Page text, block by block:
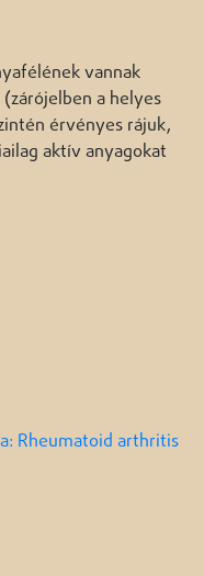
vannak
a helyes
érvényes rájuk,
aktív anyagokat
Rheumatoid arthritis